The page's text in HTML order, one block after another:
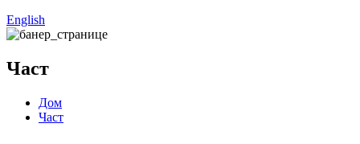
English
Част
Дом
Част